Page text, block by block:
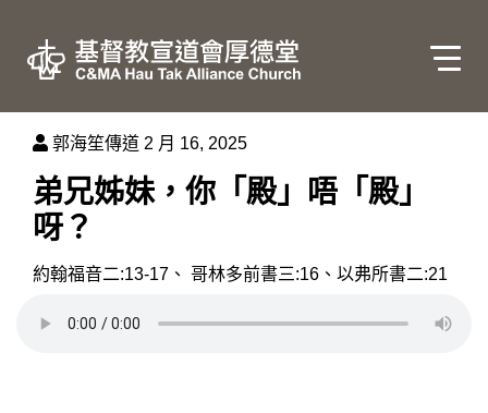
郭海笙傳道 2 月 16, 2025
弟兄姊妹，你「殿」唔「殿」
呀？
約翰福音二:13-17、 哥林多前書三:16、以弗所書二:21